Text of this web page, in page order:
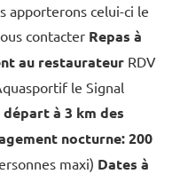
apporterons celui-ci le
contacter Repas à
au restaurateurRDV
le Signal
à 3 km des
nocturne: 200
maxi) Dates à